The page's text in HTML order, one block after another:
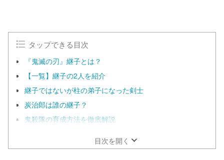
タップできる目次
『鬼滅の刃』継子とは？
【一覧】継子の2人を紹介
継子ではないが柱の弟子になった剣士
炭治郎は誰の継子？
鬼殺隊の育成方法を徹底解説
目次を開く